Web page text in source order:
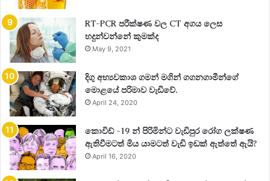
RT-PCR පරීක්ෂණ වල CT අගය ලෙස
හදුන්වන්නේ කුමක්ද
May 9, 2021
දිගු අභ්‍යවකාශ ගමන් මගින් ගගනගාමීන්ගේ
මොළයේ පරිමාව වැඩිවේ.
April 24, 2020
කොවිඩ් -19 න් පිරිමින්ට වැඩිපුර රෝග ලක්ෂණ
ඇතිවීමටත් මිය යාමටත් වැඩි ඉඩක් ඇත්තේ ඇයි?
April 16, 2020